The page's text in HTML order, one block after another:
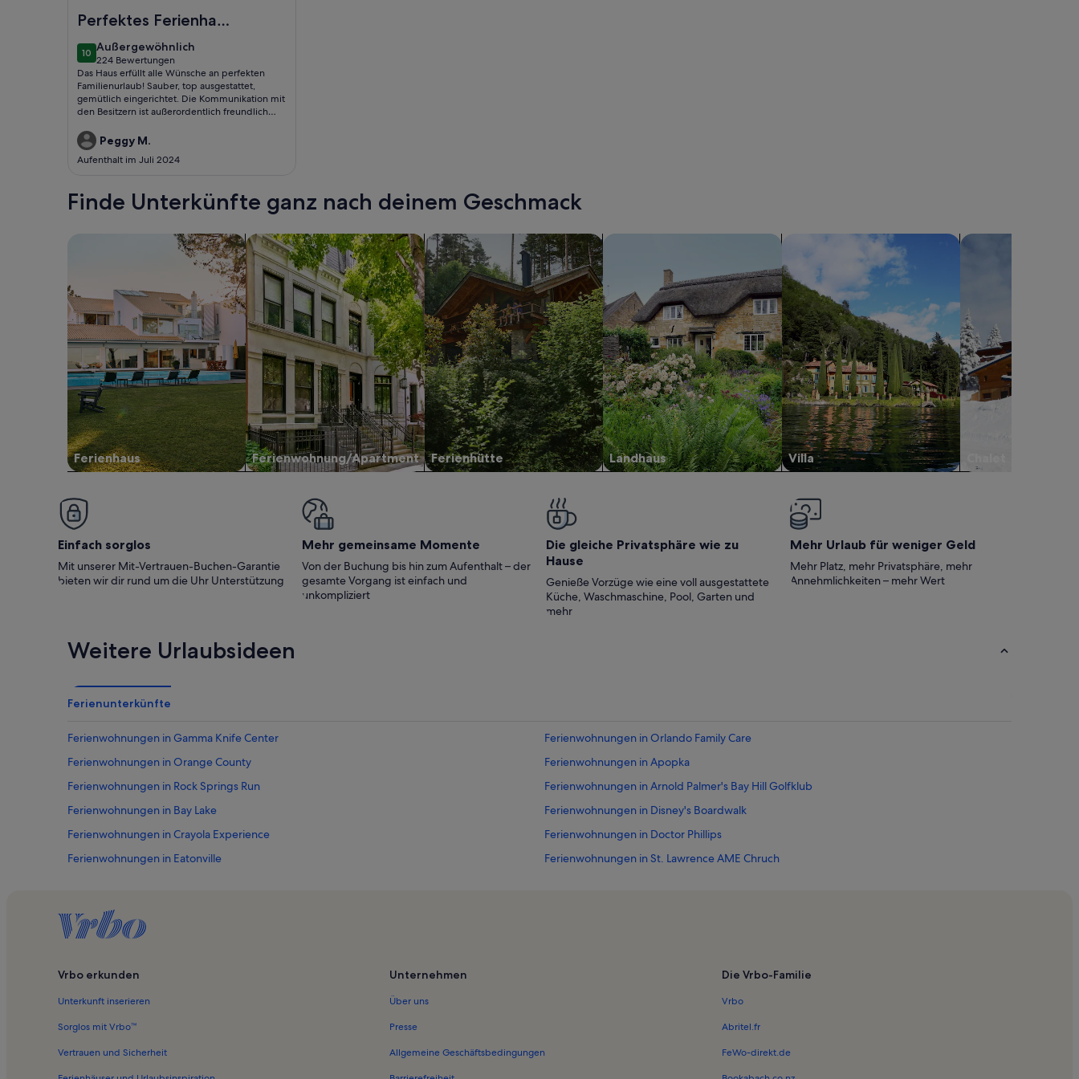
Perfektes Ferienhaus
um Orlando zu
erkunden, 100%
Empfehlung
1010 von 10
Außergewöhnlich
außergewöhnlich
224 Bewertungen
(224
bewertungen)
Das Haus erfüllt alle Wünsche an perfekten
Familienurlaub! Sauber, top ausgestattet,
gemütlich eingerichtet. Die Kommunikation mit
den Besitzern ist außerordentlich freundlich
kleiner Teich mit Vögeln, Schildkröten,
Eichhörnchen usw. Das Haus liegt in einer schön
ruhigen gated community. Wir würden
Peggy M.
Aufenthalt im Juli 2024
Finde Unterkünfte ganz nach deinem Geschmack
Ferienhaus
Suche nach Ferienhäusern
Ferienwohnung/Apartment
Suche nach Ferienwohnungen oder Apartments
Ferienhütte
Suche nach Ferienhütten
Landhaus
Suche nach Landhäusern
Villa
Suche nach Villen Suche nach Chalets
Einfach sorglos
Mit unserer Mit-Vertrauen-Buchen-Garantie
bieten wir dir rund um die Uhr Unterstützung
Mehr gemeinsame Momente
Von der Buchung bis hin zum Aufenthalt – der
gesamte Vorgang ist einfach und
unkompliziert
Die gleiche Privatsphäre wie zu
Hause
Genieße Vorzüge wie eine voll ausgestattete
Küche, Waschmaschine, Pool, Garten und
mehr
Mehr Urlaub für weniger Geld
Mehr Platz, mehr Privatsphäre, mehr
Annehmlichkeiten – mehr Wert
Weitere Urlaubsideen
Ferienunterkünfte
Ferienwohnungen in Gamma Knife Center
Ferienwohnungen in Orlando Family Care
Ferienwohnungen in Orange County
Ferienwohnungen in Apopka
Ferienwohnungen in Rock Springs Run
Ferienwohnungen in Arnold Palmer's Bay Hill Golfklub
Ferienwohnungen in Bay Lake
Ferienwohnungen in Disney's Boardwalk
Ferienwohnungen in Crayola Experience
Ferienwohnungen in Doctor Phillips
Ferienwohnungen in Eatonville
Ferienwohnungen in St. Lawrence AME Chruch
Ferienwohnungen in Disney SpringsTM
Ferienwohnungen in Hideaway Bay
Ferienwohnungen in Orlando
Ferienwohnungen in Blue Heron Beach
Ferienwohnungen in CoCo Key Water Resort
Ferienwohnungen in Discovery Cove
Ferienwohnungen in Dover Shores West
Ferienwohnungen in Downtown Orlando
Ferienwohnungen in Kia Center
Vrbo erkunden
Unterkunft inserieren
Sorglos mit Vrbo™
Vertrauen und Sicherheit
Unternehmen
Über uns
Presse
Allgemeine Geschäftsbedingungen
Die Vrbo-Familie
Vrbo
Abritel.fr
FeWo-direkt.de